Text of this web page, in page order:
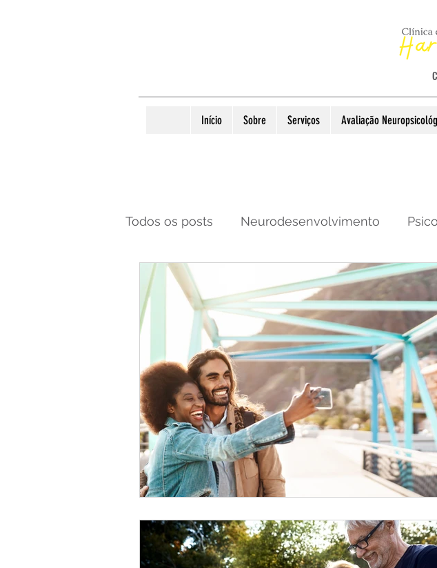
Início Sobre Serviços Avaliação
Todos os posts Neurodesenvolvimento
Mês de conscientização sobre o TEA